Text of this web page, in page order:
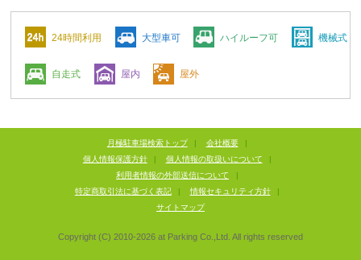
24時間利用 大型車可 ハイルーフ可 機械式
自走式 屋内 屋外
月極駐車場検索トップ | 会社概要
|
個人情報保護方針
| 個人情報の取扱いについて
|
利用者情報の外部送信について
|
特定商取引法に基づく表記
| 情報セキュリティ方針
|
サイトマップ
Copyright (C) 2010-2026 at Parking Co.,Ltd. All rights reserved